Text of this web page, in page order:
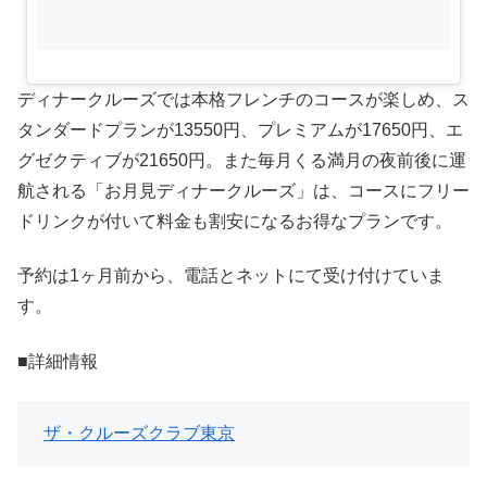
ディナークルーズでは本格フレンチのコースが楽しめ、ス
タンダードプランが13550円、プレミアムが17650円、エ
グゼクティブが21650円。また毎月くる満月の夜前後に運
航される「お月見ディナークルーズ」は、コースにフリー
ドリンクが付いて料金も割安になるお得なプランです。
予約は1ヶ月前から、電話とネットにて受け付けていま
す。
■詳細情報
ザ・クルーズクラブ東京